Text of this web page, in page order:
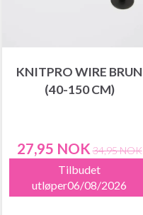
KNITPRO WIRE BRUN
(40-150 CM)
27,95 NOK 34,95 NOK
Tilbudet
utløper06/08/2026